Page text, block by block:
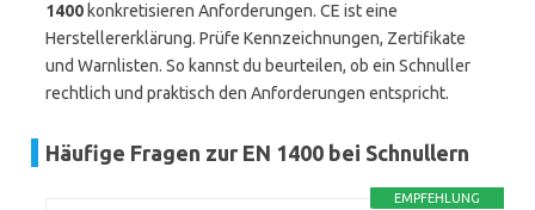
1400 konkretisieren Anforderungen. CE ist eine
Herstellererklärung. Prüfe Kennzeichnungen, Zertifikate
und Warnlisten. So kannst du beurteilen, ob ein Schnuller
rechtlich und praktisch den Anforderungen entspricht.
Häufige Fragen zur EN 1400 bei Schnullern
EMPFEHLUNG